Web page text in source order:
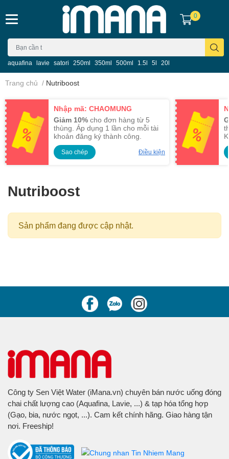
aquafina lavie satori 250ml 350ml 500ml 1.5l 5l 20l
0
Trang chủ / Nutriboost
Nhập mã: CHAOMUNG
Giảm 10% cho đơn hàng từ 5
thùng. Áp dụng 1 lần cho mỗi tài
khoản đăng ký thành công.
Sao chép Điều kiện
Nutriboost
Sản phẩm đang được cập nhật.
Công ty Sen Việt Water (iMana.vn) chuyên bán nước uống đóng
chai chất lượng cao (Aquafina, Lavie, ...) & tạp hóa tổng hợp
(Gạo, bia, nước ngọt, ...). Cam kết chính hãng. Giao hàng tận
nơi. Freeship!